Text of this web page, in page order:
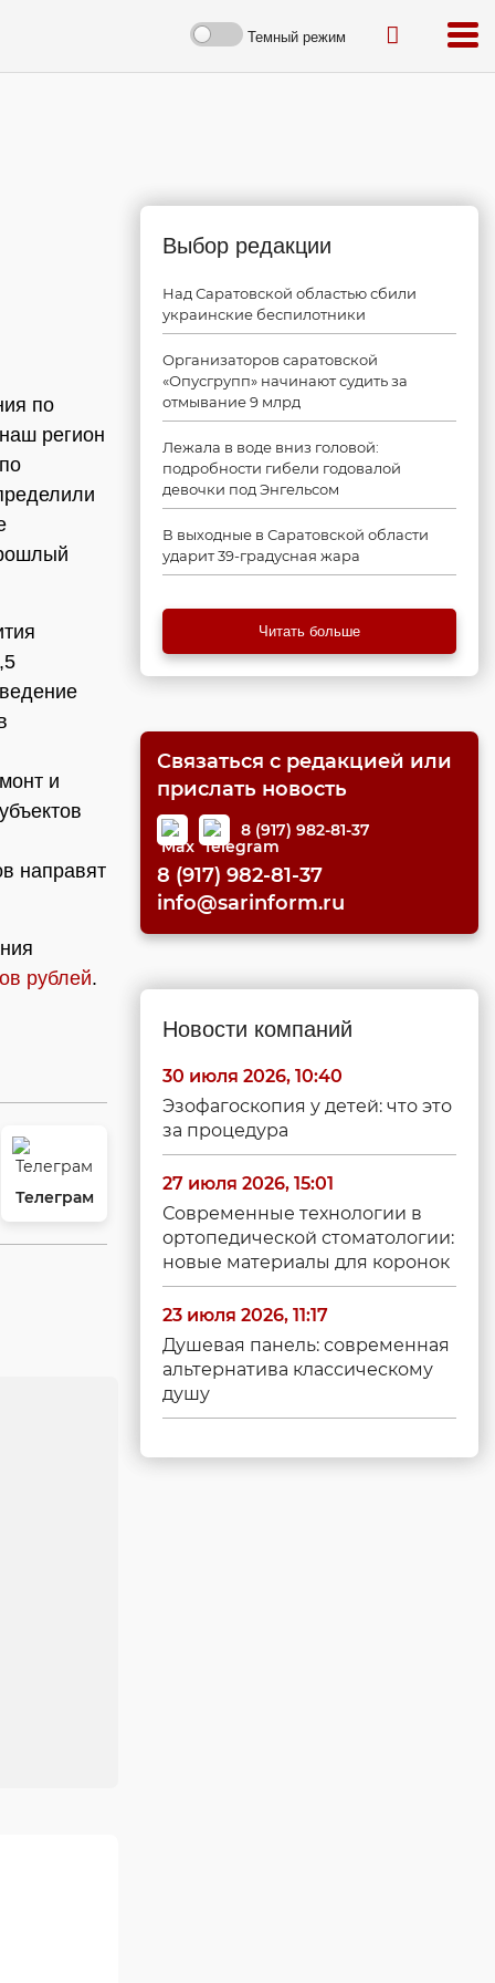
Темный режим
по
регион
и
направят
рублей.
Телеграм
Выбор редакции
Над Саратовской областью сбили
украинские беспилотники
Организаторов саратовской
«Опусгрупп» начинают судить за
отмывание 9 млрд
Лежала в воде вниз головой:
подробности гибели годовалой
девочки под Энгельсом
В выходные в Саратовской области
ударит 39-градусная жара
Читать больше
Связаться с редакцией или
прислать новость
8 (917) 982-81-37
8 (917) 982-81-37
info@sarinform.ru
Новости компаний
30 июля 2026, 10:40
Эзофагоскопия у детей: что это
за процедура
27 июля 2026, 15:01
Современные технологии в
ортопедической стоматологии:
новые материалы для коронок
23 июля 2026, 11:17
Душевая панель: современная
альтернатива классическому
душу